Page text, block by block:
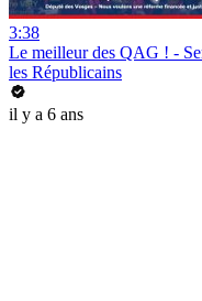
3:38
Le meilleur des QAG ! -
les Républicains
il y a 6 ans